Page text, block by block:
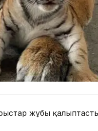
жұбы